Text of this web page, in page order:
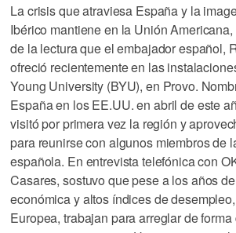
La crisis que atraviesa España y la
Ibérico mantiene en la Unión
de la lectura que el embajador español,
ofreció recientemente en las
Young University (BYU), en Provo.
España en los EE.UU. en abril de este
visitó por primera vez la región y
para reunirse con algunos miembros de
española. En entrevista telefónica con
Casares, sostuvo que pese a los años
económica y altos índices de
Europea, trabajan para arreglar de